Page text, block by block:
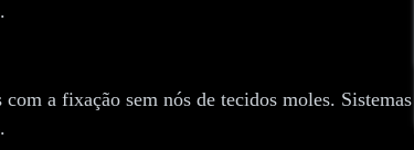
a fixação sem nós de tecidos moles.